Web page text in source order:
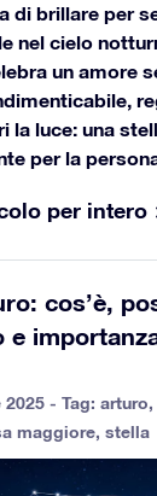
di brillare per
nel cielo
un amore
la luce: una
per la
per intero
cos’è,
e
- Tag: arturo,
maggiore, stella